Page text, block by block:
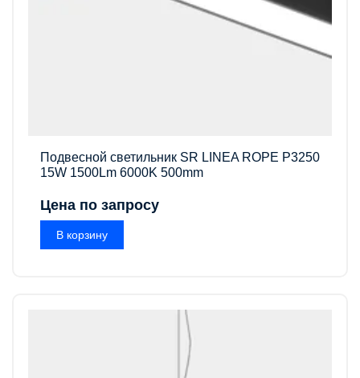
Подвесной светильник SR LINEA ROPE P3250
15W 1500Lm 6000K 500mm
Цена по запросу
В корзину